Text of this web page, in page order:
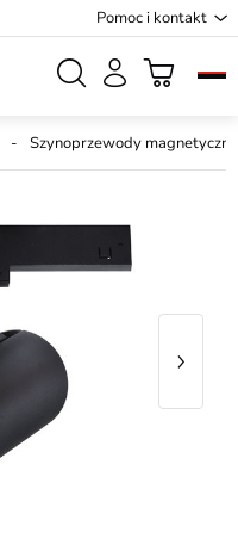
Pomoc i kontakt
Szynoprzewody magnetyczne